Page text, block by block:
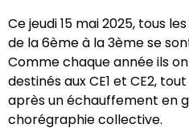
Ce jeudi 15 mai 2025, tous
de la 6ème à la 3ème se
Comme chaque année ils
destinés aux CE1 et CE2,
après un échauffement en
chorégraphie collective.